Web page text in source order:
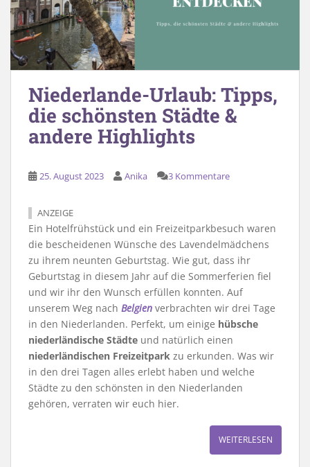
Niederlande-Urlaub: Tipps,
die schönsten Städte &
andere Highlights
25. August 2023 Anika 3 Kommentare
ANZEIGE
Ein Hotelfrühstück und ein Freizeitparkbesuch waren
die bescheidenen Wünsche des Lavendelmädchens
zu ihrem neunten Geburtstag. Wie gut, dass ihr
Geburtstag in diesem Jahr auf die Sommerferien fiel
und wir ihr den Wunsch erfüllen konnten. Auf
unserem Weg nach Belgien verbrachten wir drei Tage
in den Niederlanden. Perfekt, um einige hübsche
niederländische Städte und natürlich einen
niederländischen Freizeitpark zu erkunden. Was wir
in den drei Tagen alles erlebt haben und welche
Städte zu den schönsten in den Niederlanden
gehören, verraten wir euch hier.
WEITERLESEN